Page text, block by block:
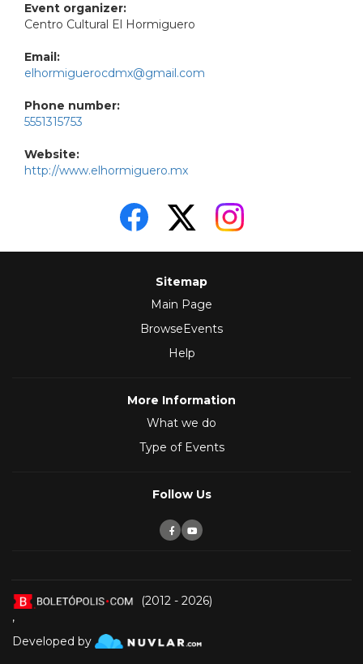
Event organizer:
Centro Cultural El Hormiguero
Email:
elhormiguerocdmx@gmail.com
Phone number:
5551315753
Website:
http://www.elhormiguero.mx
Sitemap
Main Page
BrowseEvents
Help
More Information
What we do
Type of Events
Follow Us
(2012 - 2026)
,
Developed by